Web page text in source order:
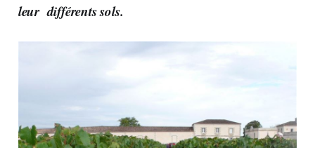
leur différents sols.